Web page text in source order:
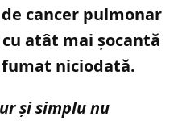
cancer pulmonar
atât mai șocantă
niciodată.
și simplu nu